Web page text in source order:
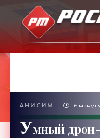
АНИСИМ 6 минут
Умный дрон-